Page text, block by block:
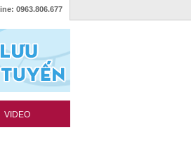
0963.806.677
VIDEO